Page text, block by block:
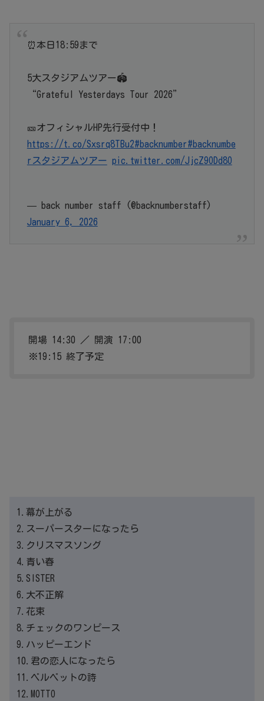
⏰本日18:59まで
5大スタジアムツアー🏟️
“Grateful Yesterdays Tour 2026”
🎫オフィシャルHP先行受付中！
https://t.co/Sxsrq8TBu2#backnumber#backnumbe
rスタジアムツアー pic.twitter.com/JjcZ9ODd8O
— back number staff (@backnumberstaff)
January 6, 2026
開場 14:30 ／ 開演 17:00
※19:15 終了予定
1.幕が上がる
2.スーパースターになったら
3.クリスマスソング
4.青い春
5.SISTER
6.大不正解
7.花束
8.チェックのワンピース
9.ハッピーエンド
10.君の恋人になったら
11.ベルベットの詩
12.MOTTO